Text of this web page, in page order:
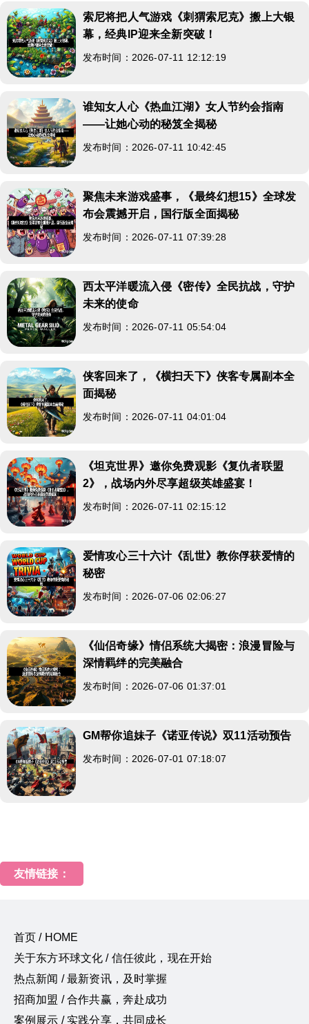
索尼将把人气游戏《刺猬索尼克》搬上大银
幕，经典IP迎来全新突破！
发布时间：2026-07-11 12:12:19
谁知女人心《热血江湖》女人节约会指南
——让她心动的秘笈全揭秘
发布时间：2026-07-11 10:42:45
聚焦未来游戏盛事，《最终幻想15》全球发
布会震撼开启，国行版全面揭秘
发布时间：2026-07-11 07:39:28
西太平洋暖流入侵《密传》全民抗战，守护
未来的使命
发布时间：2026-07-11 05:54:04
侠客回来了，《横扫天下》侠客专属副本全
面揭秘
发布时间：2026-07-11 04:01:04
《坦克世界》邀你免费观影《复仇者联盟
2》，战场内外尽享超级英雄盛宴！
发布时间：2026-07-11 02:15:12
爱情攻心三十六计《乱世》教你俘获爱情的
秘密
发布时间：2026-07-06 02:06:27
《仙侣奇缘》情侣系统大揭密：浪漫冒险与
深情羁绊的完美融合
发布时间：2026-07-06 01:37:01
GM帮你追妹子《诺亚传说》双11活动预告
发布时间：2026-07-01 07:18:07
友情链接：
首页 / HOME
关于东方环球文化 / 信任彼此，现在开始
热点新闻 / 最新资讯，及时掌握
招商加盟 / 合作共赢，奔赴成功
案例展示 / 实践分享，共同成长